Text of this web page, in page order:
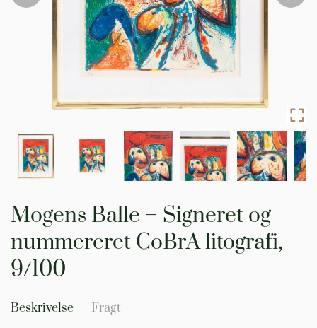
Mogens Balle – Signeret og
nummereret CoBrA litografi,
9/100
Beskrivelse Fragt
starten
billedgalleriet